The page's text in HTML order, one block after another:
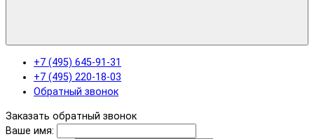
+7 (495) 645-91-31
+7 (495) 220-18-03
Обратный звонок
Заказать обратный звонок
Ваше имя: